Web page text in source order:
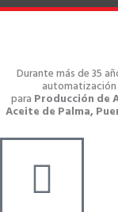
Durante más de 35
automatización
para Producción de
Aceite de Palma,